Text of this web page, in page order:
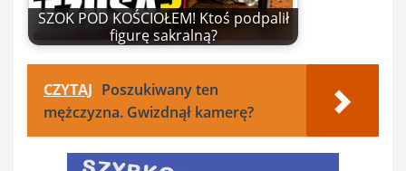
SZOK POD KOŚCIOŁEM! Ktoś podpalił
figurę sakralną?
CZYTAJ Poszukiwany ten
mężczyzna. Gwizdnął kamerę?